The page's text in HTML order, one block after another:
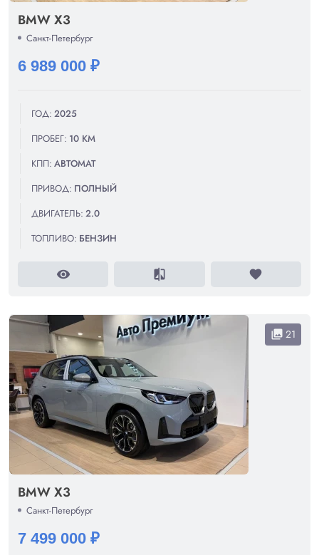
BMW X3
Санкт-Петербург
6 989 000 ₽
ГОД: 2025
ПРОБЕГ: 10 КМ
КПП: АВТОМАТ
ПРИВОД: ПОЛНЫЙ
ДВИГАТЕЛЬ: 2.0
ТОПЛИВО: БЕНЗИН
visibility compare favorite
collections 21
BMW X3
Санкт-Петербург
7 499 000 ₽